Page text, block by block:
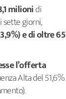
milionidi
giorni,
e di oltre 65
l’offerta
Alta del 51,6%